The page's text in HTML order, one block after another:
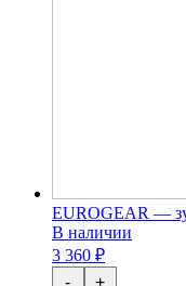
EUROGEAR —
В наличии
3 360 ₽
-
+